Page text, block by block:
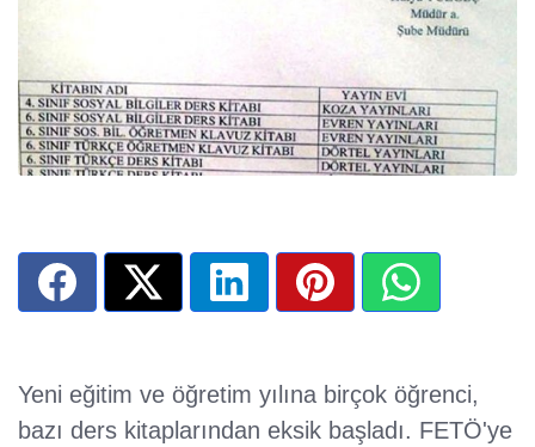
Yeni eğitim ve öğretim yılına birçok öğrenci,
bazı ders kitaplarından eksik başladı. FETÖ'ye